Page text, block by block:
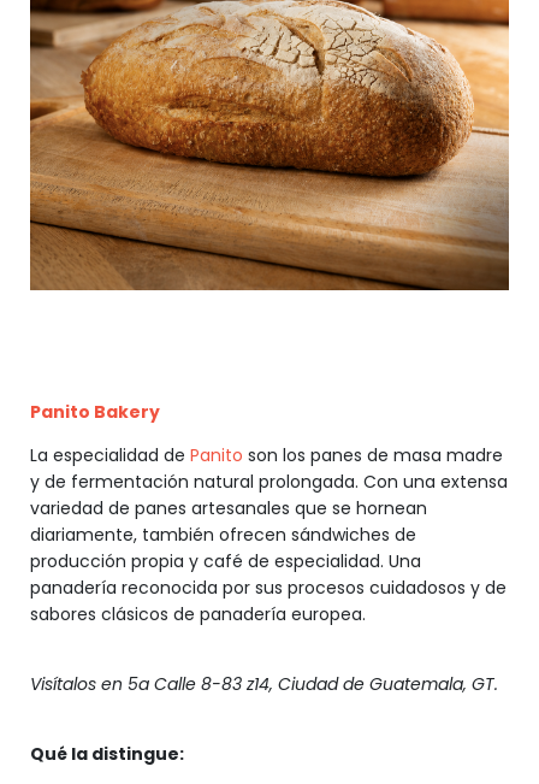
Panito Bakery
La especialidad de Panito son los panes de masa madre
y de fermentación natural prolongada. Con una extensa
variedad de panes artesanales que se hornean
diariamente, también ofrecen sándwiches de
producción propia y café de especialidad. Una
panadería reconocida por sus procesos cuidadosos y de
sabores clásicos de panadería europea.
Visítalos en 5a Calle 8-83 z14, Ciudad de Guatemala, GT.
Qué la distingue: